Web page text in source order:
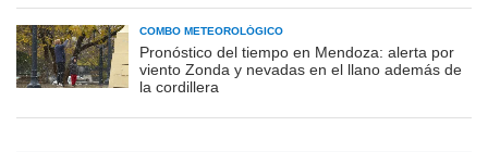
COMBO METEOROLÓGICO
Pronóstico del tiempo en Mendoza: alerta por
viento Zonda y nevadas en el llano además de
la cordillera